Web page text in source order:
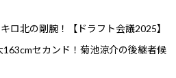
ロ北の剛腕！【ドラフト会議2025】
セカンド！菊池涼介の後継者候